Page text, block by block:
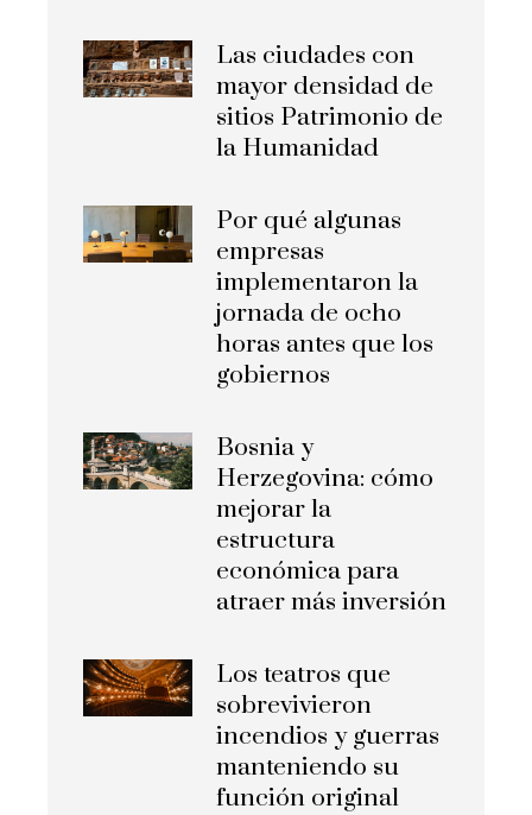
Las ciudades con
mayor densidad de
sitios Patrimonio de
la Humanidad
Por qué algunas
empresas
implementaron la
jornada de ocho
horas antes que los
gobiernos
Bosnia y
Herzegovina: cómo
mejorar la
estructura
económica para
atraer más inversión
Los teatros que
sobrevivieron
incendios y guerras
manteniendo su
función original